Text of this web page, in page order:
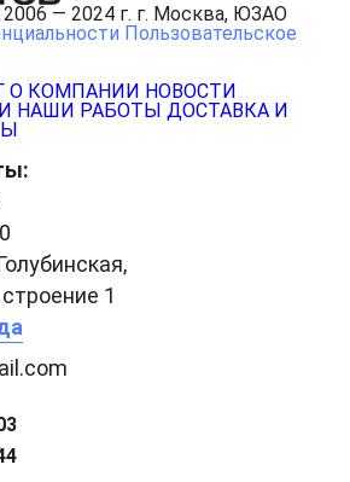
— 2024 г. г. Москва, ЮЗАО
Пользовательское
О КОМПАНИИ НОВОСТИ
НАШИ РАБОТЫ ДОСТАВКА И
1